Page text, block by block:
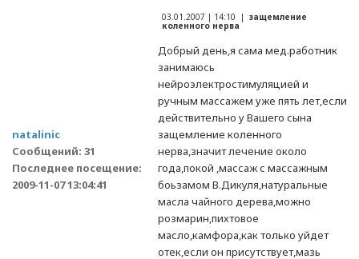
natalinic
Сообщений: 31
Последнее посещение:
2009-11-07 13:04:41
03.01.2007 | 14:10 | защемление
коленного нерва
Добрый день,я сама мед.работник
занимаюсь
нейроэлектростимуляцией и
ручным массажем уже пять лет,если
действительно у Вашего сына
защемление коленного
нерва,значит лечение около
года,покой ,массаж с массажным
боьзамом В.Дикуля,натуральные
масла чайного дерева,можно
розмарин,пихтовое
масло,камфора,как только уйдет
отек,если он присутствует,мазь